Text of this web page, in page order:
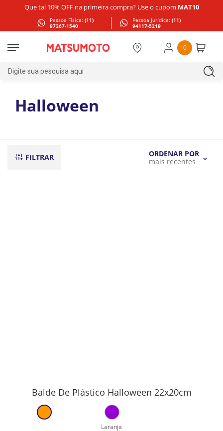
Que tal 10% OFF na primeira compra? Use o cupom MAT10
Pessoa Física: (11)
97267-1540
Pessoa Jurídica: (11)
94117-5219
0
Digite sua pesquisa aqui
Halloween
FILTRAR
ORDENAR POR
mais recentes
Balde De Plástico Halloween 22x20cm
Laranja